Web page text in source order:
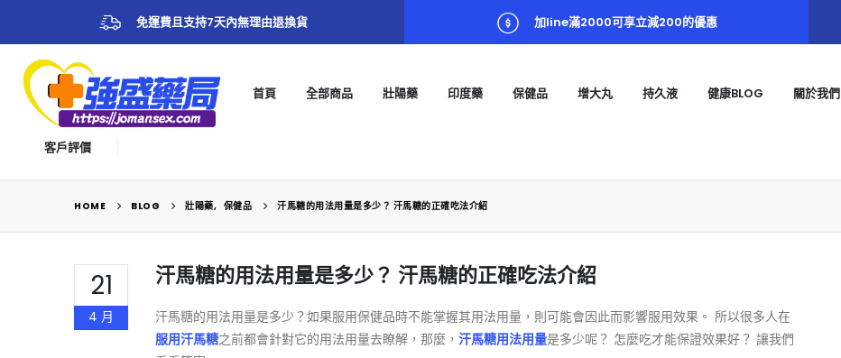
免運費且支持7天內無理由退換貨 加line滿2000可享立減200的優惠
首頁 全部商品 壯陽藥 印度藥 保健品 增大丸 持久液 健康BLOG 關於我們
客戶評價
HOME BLOG 壯陽藥, 保健品 汗馬糖的用法用量是多少？ 汗馬糖的正確吃法介紹
21
4 月
汗馬糖的用法用量是多少？ 汗馬糖的正確吃法介紹
汗馬糖的用法用量是多少？如果服用保健品時不能掌握其用法用量，則可能會因此而影響服用效果。 所以很多人在
服用汗馬糖之前都會針對它的用法用量去瞭解，那麼， 汗馬糖用法用量是多少呢？ 怎麼吃才能保證效果好？ 讓我們